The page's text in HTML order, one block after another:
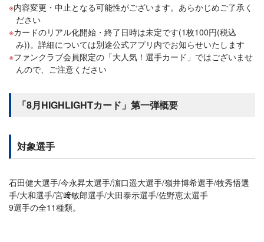
内容変更・中止となる可能性がございます。あらかじめご了承く
ださい
カードのリアル化開始・終了日時は未定です(1枚100円(税込
み))。詳細については別途公式アプリ内でお知らせいたします
ファンクラブ会員限定の「大人気！選手カード」ではございませ
んので、ご注意ください
「8月HIGHLIGHTカード」第一弾概要
対象選手
石田健大選手/今永昇太選手/濵口遥大選手/嶺井博希選手/牧秀悟選
手/大和選手/宮﨑敏郎選手/大田泰示選手/佐野恵太選手
9選手の全11種類。